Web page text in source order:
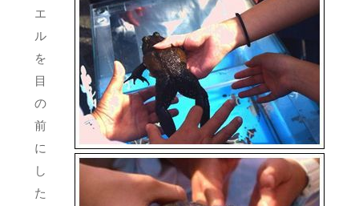
エ
ル
を
目
の
前
に
し
た